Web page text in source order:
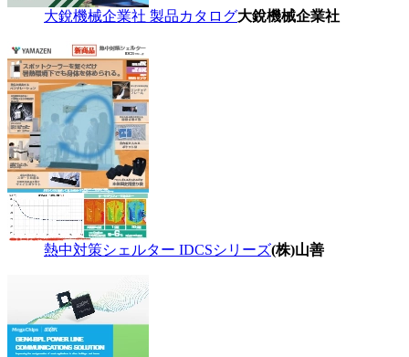
大銳機械企業社 製品カタログ大銳機械企業社
熱中対策シェルター IDCSシリーズ(株)山善